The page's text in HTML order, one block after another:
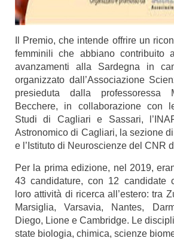
Il Premio, che intende offrire un
femminili che abbiano contribuito
avanzamenti alla Sardegna in
organizzato dall’Associazione
presieduta dalla professoressa
Becchere, in collaborazione con
Studi di Cagliari e Sassari,
Astronomico di Cagliari, la sezione
e l’Istituto di Neuroscienze del CNR
Per la prima edizione, nel 2019,
43 candidature, con 12 candidate
loro attività di ricerca all’estero: tra
Marsiglia, Varsavia, Nantes,
Diego, Lione e Cambridge. Le
state biologia, chimica, scienze